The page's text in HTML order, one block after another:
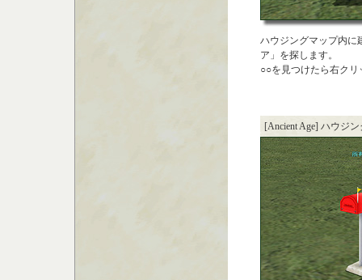
ハウジングマップ内に
ア」を探します。
○○を見つけたら右ク
[Ancient Age] ハウジ